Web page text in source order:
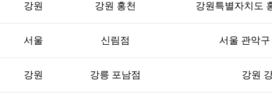
강원 강원 홍천 강원특별자치도
서울 신림점 서울 관악구
강원 강릉 포남점 강원